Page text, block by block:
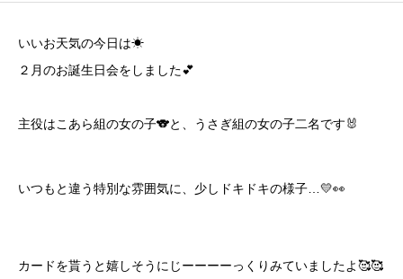
いいお天気の今日は☀
２月のお誕生日会をしました💕
主役はこあら組の女の子🐨と、うさぎ組の女の子二名です🐰
いつもと違う特別な雰囲気に、少しドキドキの様子…💛👀
カードを貰うと嬉しそうにじーーーーっくりみていましたよ🥰🥰